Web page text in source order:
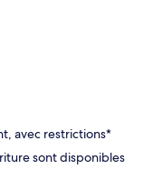
avec restrictions*
sont disponibles